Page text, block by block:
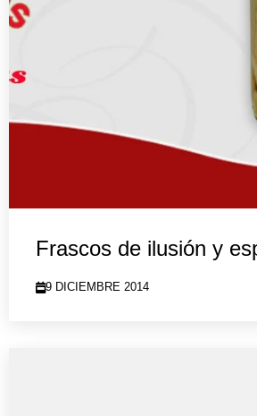
Frascos de ilusión y
9 DICIEMBRE 2014